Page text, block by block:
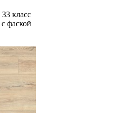
33 класс
с фаской